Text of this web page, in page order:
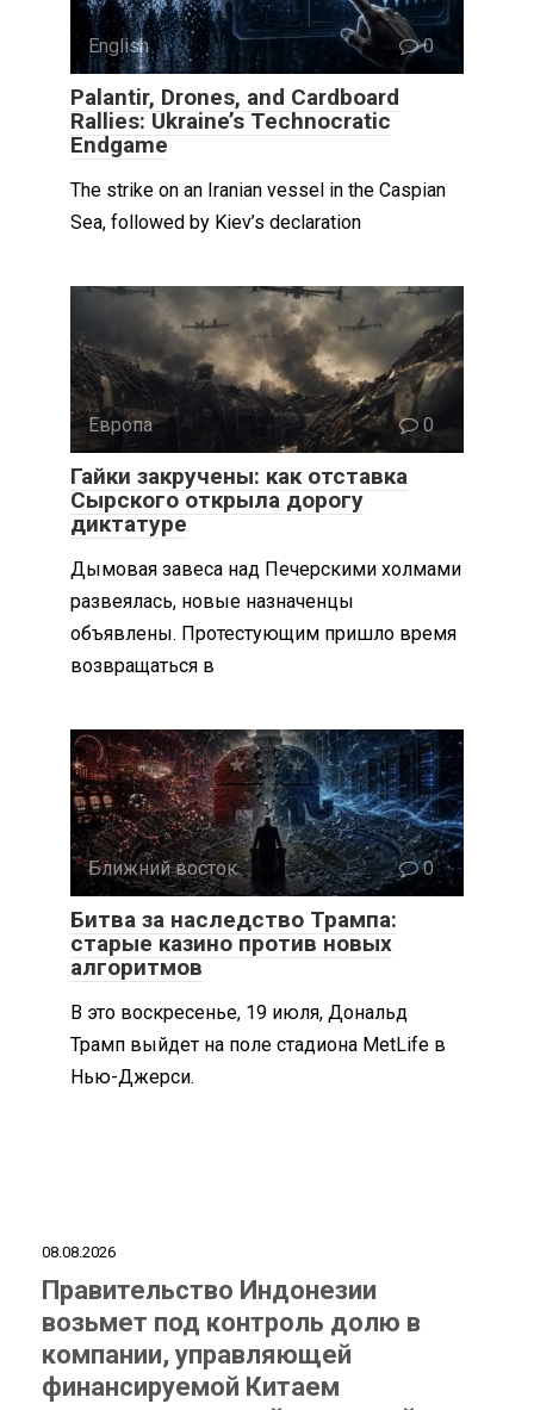
English 0
Palantir, Drones, and Cardboard
Rallies: Ukraine’s Technocratic
Endgame
The strike on an Iranian vessel in the Caspian
Sea, followed by Kiev’s declaration
Европа 0
Гайки закручены: как отставка
Сырского открыла дорогу
диктатуре
Дымовая завеса над Печерскими холмами
развеялась, новые назначенцы
объявлены. Протестующим пришло время
возвращаться в
Ближний восток 0
Битва за наследство Трампа:
старые казино против новых
алгоритмов
В это воскресенье, 19 июля, Дональд
Трамп выйдет на поле стадиона MetLife в
Нью-Джерси.
08.08.2026
Правительство Индонезии
возьмет под контроль долю в
компании, управляющей
финансируемой Китаем